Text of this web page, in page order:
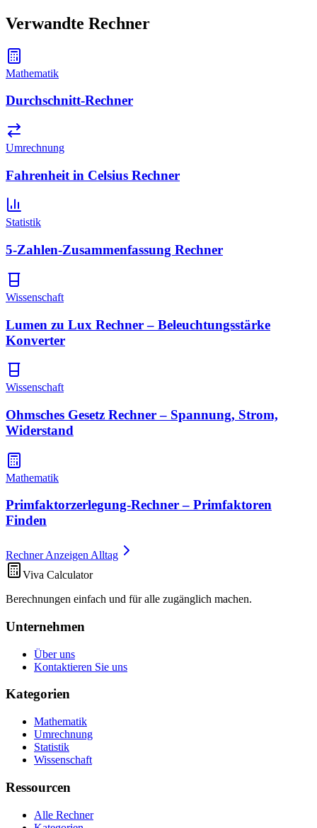
Verwandte Rechner
Mathematik
Durchschnitt-Rechner
Umrechnung
Fahrenheit in Celsius Rechner
Statistik
5-Zahlen-Zusammenfassung Rechner
Wissenschaft
Lumen zu Lux Rechner – Beleuchtungsstärke
Konverter
Wissenschaft
Ohmsches Gesetz Rechner – Spannung, Strom,
Widerstand
Mathematik
Primfaktorzerlegung-Rechner – Primfaktoren
Finden
Rechner Anzeigen Alltag
Viva Calculator
Berechnungen einfach und für alle zugänglich machen.
Unternehmen
Über uns
Kontaktieren Sie uns
Kategorien
Mathematik
Umrechnung
Statistik
Wissenschaft
Ressourcen
Alle Rechner